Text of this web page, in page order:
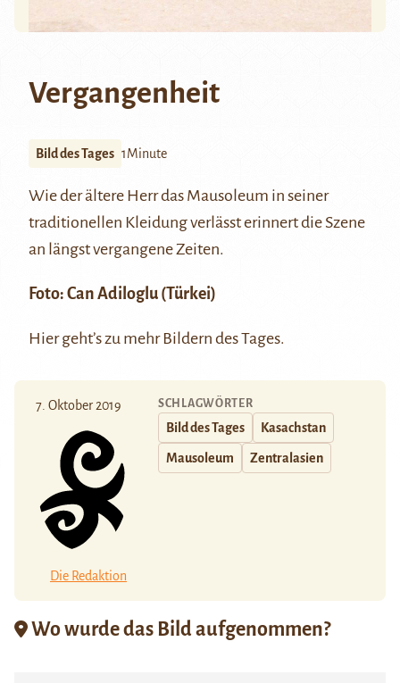
Vergangenheit
Bild des Tages 1Minute
Wie der ältere Herr das Mausoleum in seiner
traditionellen Kleidung verlässt erinnert die Szene
an längst vergangene Zeiten.
Foto: Can Adiloglu (Türkei)
Hiergeht’s zu mehr Bildern des Tages.
7. Oktober 2019
Die Redaktion
SCHLAGWÖRTER
Bild des Tages Kasachstan
Mausoleum Zentralasien
Wo wurde das Bild aufgenommen?